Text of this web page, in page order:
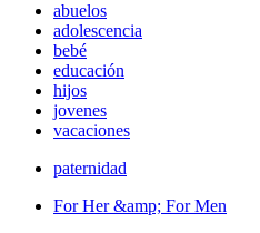
abuelos
adolescencia
bebé
educación
hijos
jovenes
vacaciones
paternidad
For Her &amp; For Men